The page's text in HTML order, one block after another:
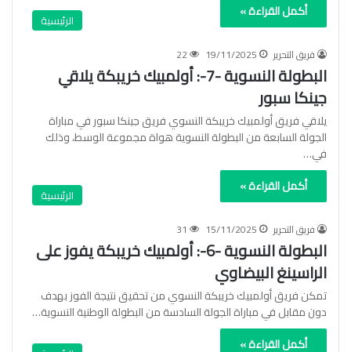
أكمل القراءة »
الرئيسية
فريق التحرير 19/11/2025
22
البطولة النسوية -7-: أولمبيك خريبكة يلاقي
جينكا سبور
يلاقي فريق أولمبيك خريبكة النسوي فريق جينكا سبور في مباراة
الجولة السابعة من البطولة النسوية هواة مجموعة الوسط، وذلك
في…
أكمل القراءة »
الرئيسية
فريق التحرير 15/11/2025
31
البطولة النسوية -6-: أولمبيك خريبكة يفوز على
الراسينغ البيضاوي
تمكن فريق أولمبيك خريبكة النسوي من تحقيق نتيجة الفوز بهدف
دون مقابل في مباراة الجولة السادسة من البطولة الوطنية النسوية…
أكمل القراءة »